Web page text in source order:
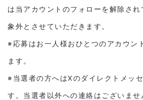
は当アカウントのフォローを解除さ
象外とさせていただきます。
※応募はお一人様おひとつのアカウン
ます。
※当選者の方へはXのダイレクトメッ
す。当選者以外への連絡はございませ